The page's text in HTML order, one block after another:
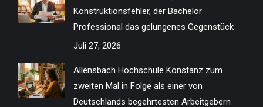
windowwindowwindowwindowwindowwindowwindowwindow
Konstruktionsfehler, der Bachelor
Professional das gelungenes Gegenstück
Juli 27, 2026
Allensbach Hochschule Konstanz zum
zweiten Mal in Folge als einer von
Deutschlands begehrtesten Arbeitgebern